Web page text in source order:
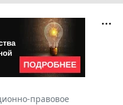
правовое